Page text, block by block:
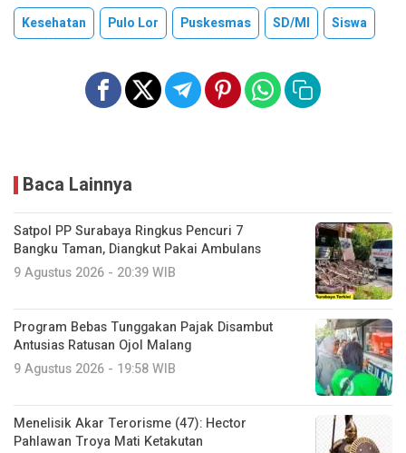
Kesehatan Pulo Lor Puskesmas SD/MI Siswa
Baca Lainnya
Satpol PP Surabaya Ringkus Pencuri 7
Bangku Taman, Diangkut Pakai Ambulans
9 Agustus 2026 - 20:39 WIB
Program Bebas Tunggakan Pajak Disambut
Antusias Ratusan Ojol Malang
9 Agustus 2026 - 19:58 WIB
Menelisik Akar Terorisme (47): Hector
Pahlawan Troya Mati Ketakutan